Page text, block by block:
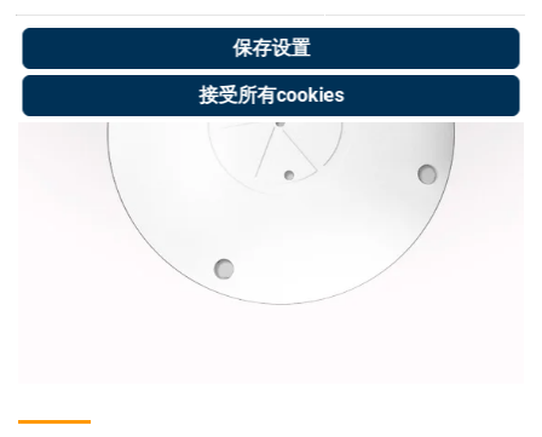
保存设置
接受所有cookies